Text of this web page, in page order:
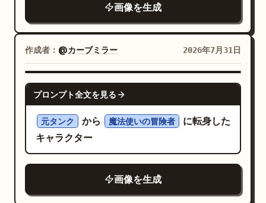
巨大ロボットに合体するのを待っているかの
ように、上から下へ一直線に並ぶように配置
します。ハンガーの床は光沢のある淡い金属
製で、パネルの継ぎ目、青く光るガイドスト
リップ、埋め込み式のトラック、そして左右
にそびえ立つ機械的なサポートパイロンが特
徴です。各ユニットの周囲には、青い電気エ
ネルギーのアーク、輝くスラスターのハロ
追加してください。 被写体の詳細：それぞれ
の下または近くに床ラベルが明記された 3 機
の独立したメカを含めてください。1）上部の
画像を生成
作成者： @カーブミラー 2026年7月31日
GPT IMAGE 2
プロンプト全文を見る
元タンク から 魔法使いの冒険者
に転身した
キャラクター
画像を生成